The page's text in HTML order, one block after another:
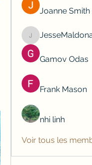
Joanne Smith
Gamov Odas
Frank Mason
nhi linh
Voir tous les